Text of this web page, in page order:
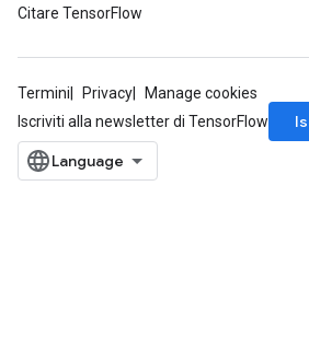
Citare TensorFlow
Termini Privacy
Manage cookies
Iscriviti alla newsletter di TensorFlow